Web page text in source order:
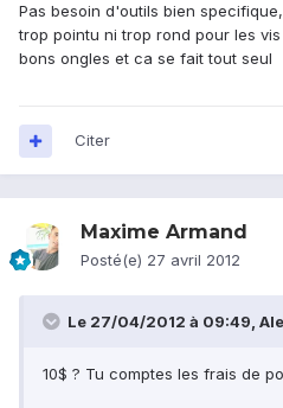
Pas besoin d'outils bien
trop pointu ni trop rond pour les
bons ongles et ca se fait tout seul
Citer
Maxime Armand
Posté(e) 27 avril 2012
Le 27/04/2012 à 09:49,
10$ ? Tu comptes les frais de